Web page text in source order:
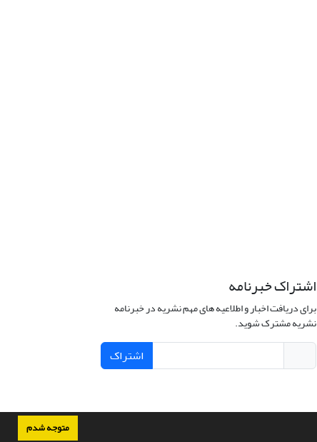
متوجه شدم
اشتراک خبرنامه
برای دریافت اخبار و اطلاعیه های مهم نشریه در خبرنامه
نشریه مشترک شوید.
اشتراک